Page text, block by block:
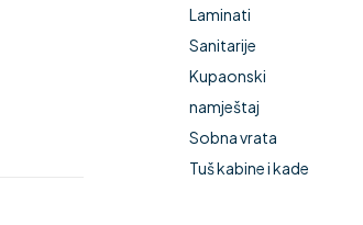
Laminati
Sanitarije
Kupaonski
namještaj
Sobna vrata
Tuš kabine i kade